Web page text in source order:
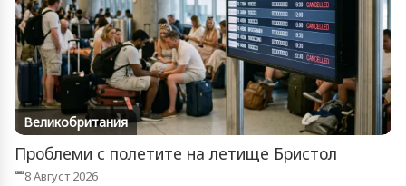
Великобритания
Проблеми с полетите на летище Бристол
8 Август 2026